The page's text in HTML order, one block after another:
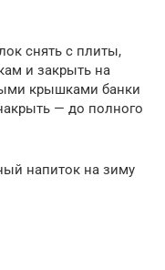
снять с плиты,
и закрыть на
крышками банки
— до полного
напиток на зиму